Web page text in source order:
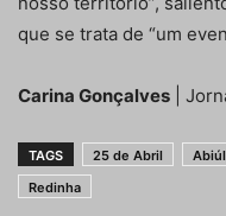
que se trata de “um
Carina Gonçalves |
TAGS 25 de Abril Abiúl
Redinha